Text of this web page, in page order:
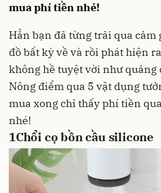
mua phí tiền nhé!
Hẳn bạn đã từng trải qua cảm
đồ bất kỳ về và rồi phát hiện
không hề tuyệt vời như quảng
Nông điểm qua 5 vật dụng
mua xong chỉ thấy phí tiền
nhé!
1Chổi cọ bồn cầu silicone